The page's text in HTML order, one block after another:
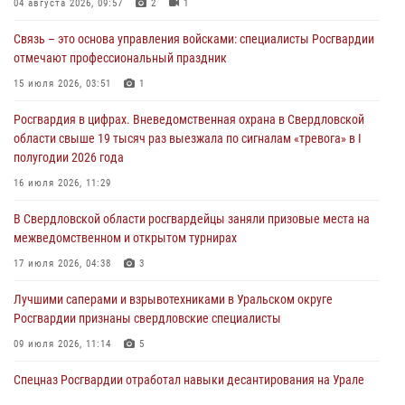
03 августа 2026, 07:43 3
Росгвардия приняла участие в межведомственном
антитеррористическом учении в Свердловской области
31 июля 2026, 12:27 1
Росгвардия обеспечивает безопасность граждан на южном
направлении
31 июля 2026, 06:56
рассказал об итогах работы подразделения в эфире телекомпании
«Телекон»
30 июля 2026, 11:33 1
04 августа 2026, 09:57 2 1
Связь – это основа управления войсками: специалисты Росгвардии
отмечают профессиональный праздник
15 июля 2026, 03:51 1
Росгвардия в цифрах. Вневедомственная охрана в Свердловской
области свыше 19 тысяч раз выезжала по сигналам «тревога» в I
полугодии 2026 года
16 июля 2026, 11:29
В Свердловской области росгвардейцы заняли призовые места на
межведомственном и открытом турнирах
17 июля 2026, 04:38 3
Лучшими саперами и взрывотехниками в Уральском округе
Росгвардии признаны свердловские специалисты
09 июля 2026, 11:14 5
Спецназ Росгвардии отработал навыки десантирования на Урале